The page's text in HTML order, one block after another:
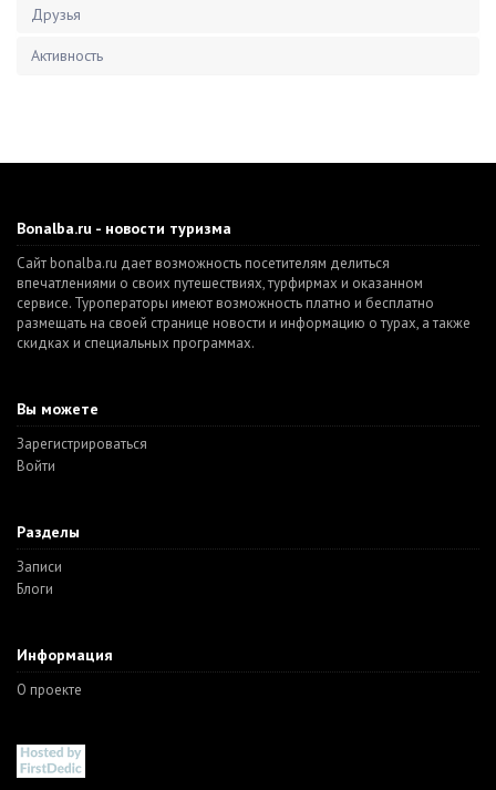
Друзья
Активность
Bonalba.ru - новости туризма
Сайт bonalba.ru дает возможность посетителям делиться
впечатлениями о своих путешествиях, турфирмах и оказанном
сервисе. Туроператоры имеют возможность платно и бесплатно
размещать на своей странице новости и информацию о турах, а также
скидках и специальных программах.
Вы можете
Зарегистрироваться
Войти
Разделы
Записи
Блоги
Информация
О проекте